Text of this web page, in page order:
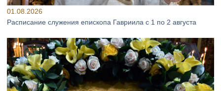
01.08.2026
Расписание служения епископа Гавриила с 1 по 2 августа